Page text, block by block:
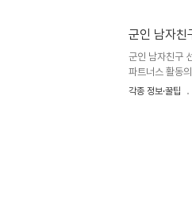
담스럽지 않고,
시작 선물로 추
군인 남자친
군인 남자친구
파트너스 활동
친구에게 선물
기 반입 및 사
각종 정보·꿀팁